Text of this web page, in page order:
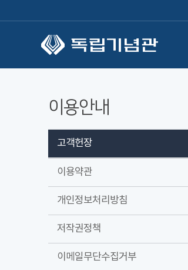
이용안내
고객헌장
이용약관
개인정보처리방침
저작권정책
이메일무단수집거부